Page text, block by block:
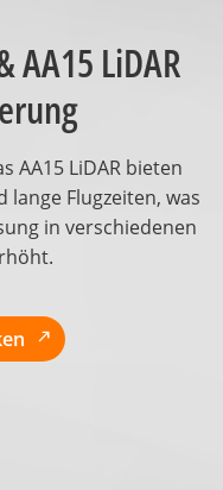
AA15 LiDAR
AA15 LiDAR bieten
Flugzeiten, was
in verschiedenen